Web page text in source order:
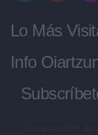
Lo Más
Info